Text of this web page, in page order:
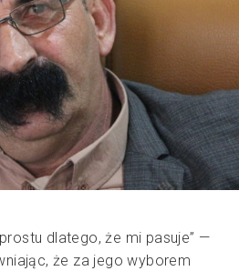
dlatego, że mi pasuje” —
że za jego wyborem